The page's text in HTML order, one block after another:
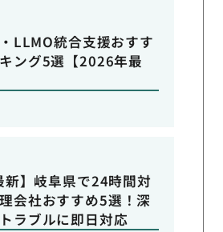
LLMO統合支援おすす
ング5選【2026年最
新】岐阜県で24時間対
会社おすすめ5選！深
ラブルに即日対応